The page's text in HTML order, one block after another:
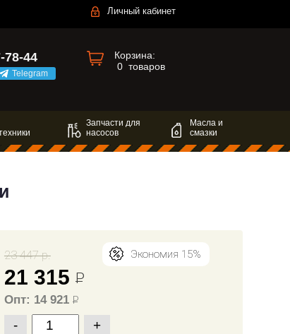
Личный кабинет
78-44
Telegram
Корзина:
0 товаров
Запчасти для
насосов
Масла и
смазки
23 447 р. Экономия 15%
21 315 Р
Опт: 14 921 Р
- +